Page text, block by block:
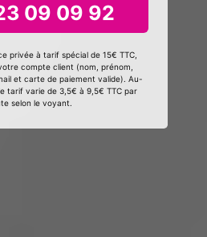
09 09 92
privée à tarif spécial de 15€ TTC,
compte client (nom, prénom,
et carte de paiement valide). Au-
tarif varie de 3,5€ à 9,5€ TTC par
selon le voyant.